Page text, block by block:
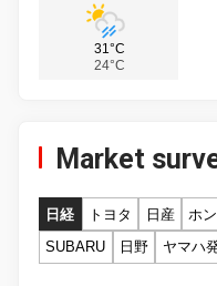
31°C
24°C
Market
日経 トヨタ 日産 ホ
SUBARU
日野 ヤマハ